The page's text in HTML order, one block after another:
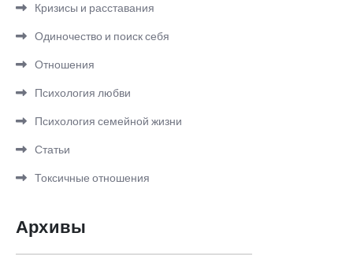
Кризисы и расставания
Одиночество и поиск себя
Отношения
Психология любви
Психология семейной жизни
Статьи
Токсичные отношения
Архивы